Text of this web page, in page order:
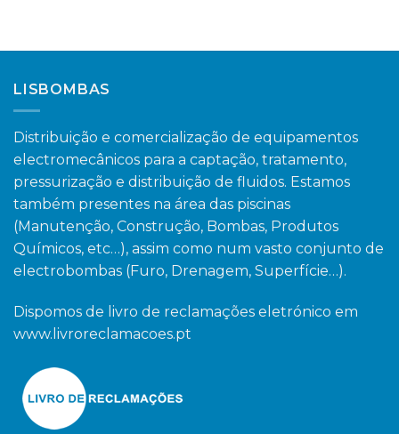
LISBOMBAS
Distribuição e comercialização de equipamentos
electromecânicos para a captação, tratamento,
pressurização e distribuição de fluidos. Estamos
também presentes na área das piscinas
(Manutenção, Construção, Bombas, Produtos
Químicos, etc…), assim como num vasto conjunto de
electrobombas (Furo, Drenagem, Superfície…).
Dispomos de livro de reclamações eletrónico em
www.livroreclamacoes.pt